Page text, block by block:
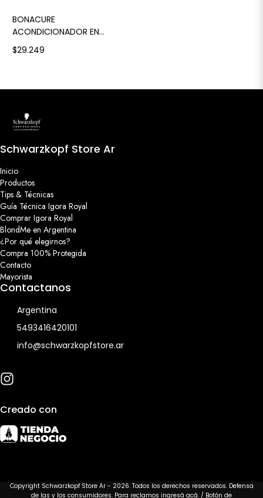
BONACURE
ACONDICIONADOR EN
SPRAY SIN ENGUAJE
MOISTURE KICK
$29.249
Schwarzkopf Store Ar
Inicio
Productos
Tips & Técnicas
Guía Técnica Igora Royal
Comprar Igora Royal
BlondMe en Argentina
¿Por qué elegirnos?
Compra 100% Protegida
Contacto
Mayorista
Contactanos
Argentina
5493416420101
info@schwarzkopfstore.ar
Creado con
Copyright Schwarzkopf Store Ar - 2026. Todos los derechos reservados. Defensa
de las y los consumidores. Para reclamos ingresá acá. / Botón de